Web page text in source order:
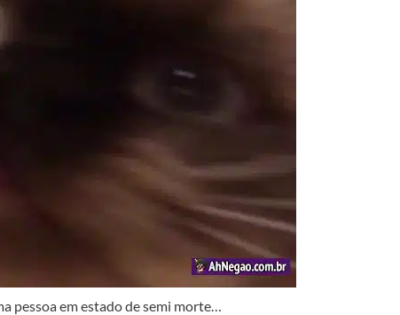
pessoa em estado de semi morte…